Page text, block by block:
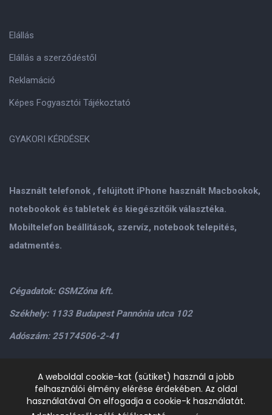
Használt telefonok , felújitott iPhone használt Macbookok,
notebookok és tabletek és kiegészitőik választéka.
Mobiltelefon beállitások, szervíz, notebook telepités,
adatmentés.
Cégadatok: GSMZóna kft.
Székhely: 1133 Budapest Pannónia utca 102
Adószám: 25174506-2-41
Személyes átvétel: GSMZóna kft. 1134.Bp. Váci út 9-15
H-P: 9.00-17.00,Szo: 9.00-13.00+36205534995+36209906363
gsmzonakft@gmail.com
Elállás
Elállás a szerződéstől
Reklamáció
Képes Fogyasztói Tájékoztató
GYAKORI KÉRDÉSEK
A weboldal cookie-kat (sütiket) használ a jobb
felhasználói élmény elérése érdekében. Az oldal
használatával Ön elfogadja a cookie-k használatát.